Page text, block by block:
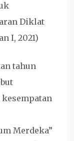
Diklat
I, 2021)
tahun
Merdeka”